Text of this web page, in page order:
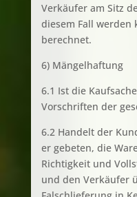
Verkäufer am Sitz
diesem Fall werden
berechnet.
6) Mängelhaftung
6.1 Ist die
Vorschriften der
6.2 Handelt der
er gebeten, die
Richtigkeit und
und den Verkäufer